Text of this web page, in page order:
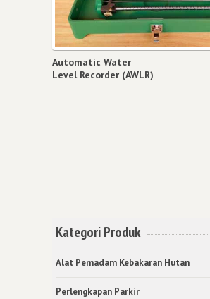
Automatic Water
Level Recorder (AWLR)
Kategori Produk
Alat Pemadam Kebakaran Hutan
Perlengkapan Parkir